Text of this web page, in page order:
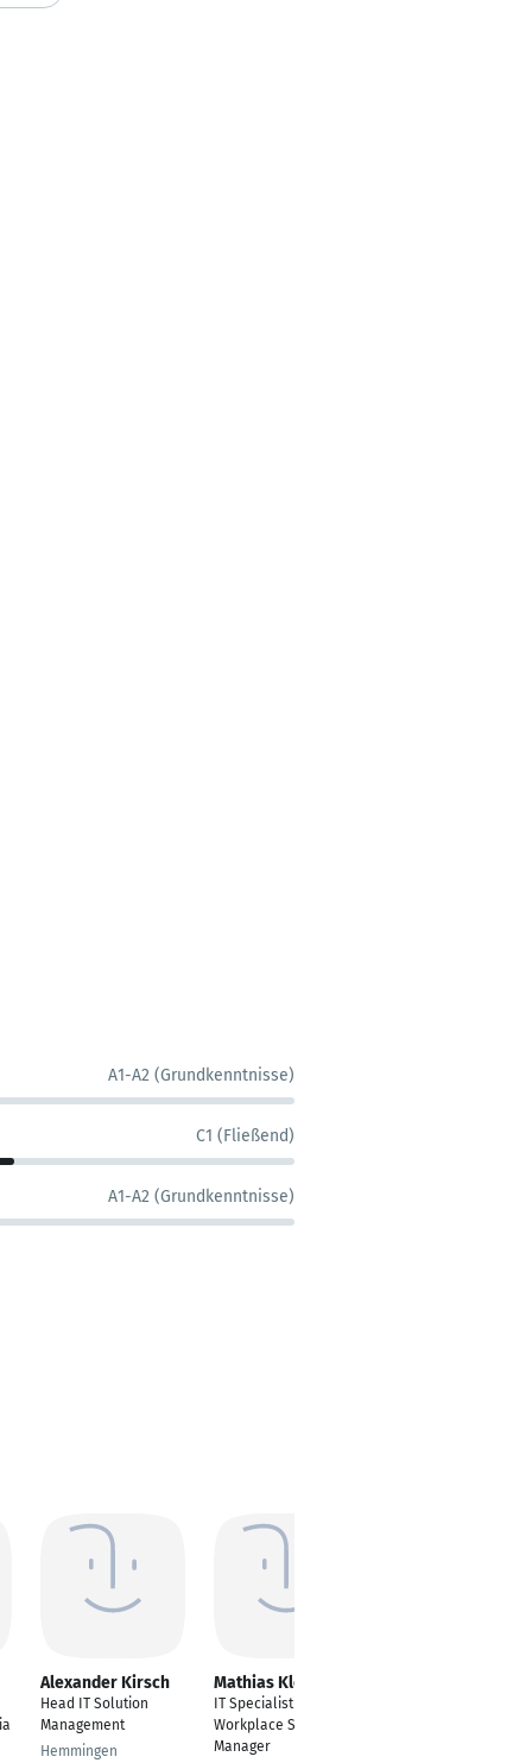
A1-A2 (Grundkenntnisse)
C1 (Fließend)
A1-A2 (Grundkenntnisse)
Alexander Kirsch
Head IT Solution
Management
Hemmingen
Mathias Klose
IT Specialist / Digital
Workplace Solution
Manager